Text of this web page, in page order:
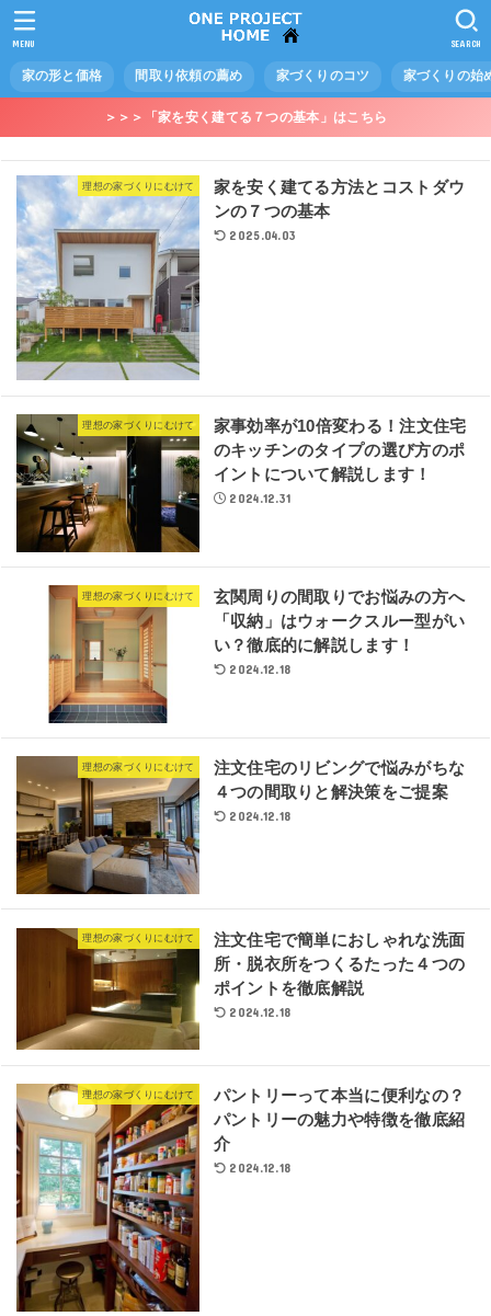
家の形と価格 間取り依頼の薦め 家づくりのコツ 家づくりの始
SEARCH
MENU
＞＞＞「家を安く建てる７つの基本」はこちら
理想の家づくりにむけて
家を安く建てる方法とコストダウ
ンの７つの基本
2025.04.03
理想の家づくりにむけて
家事効率が10倍変わる！注文住宅
のキッチンのタイプの選び方のポ
イントについて解説します！
2024.12.31
理想の家づくりにむけて
玄関周りの間取りでお悩みの方へ
「収納」はウォークスルー型がい
い？徹底的に解説します！
2024.12.18
理想の家づくりにむけて
注文住宅のリビングで悩みがちな
４つの間取りと解決策をご提案
2024.12.18
理想の家づくりにむけて
注文住宅で簡単におしゃれな洗面
所・脱衣所をつくるたった４つの
ポイントを徹底解説
2024.12.18
理想の家づくりにむけて
パントリーって本当に便利なの？
パントリーの魅力や特徴を徹底紹
介
2024.12.18